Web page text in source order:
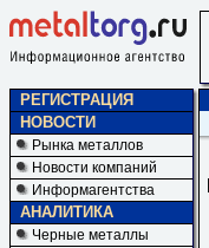
РЕГИСТРАЦИЯ
НОВОСТИ
Рынка металлов
Новости компаний
Информагентства
АНАЛИТИКА
Черные металлы